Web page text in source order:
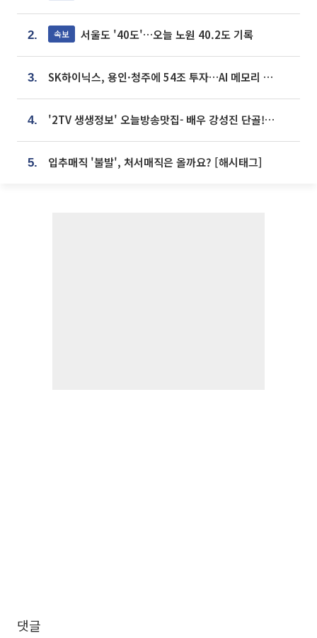
2. 속보 서울도 '40도'…오늘 노원 40.2도 기록
3. SK하이닉스, 용인·청주에 54조 투자…AI 메모리 생산기지 키운다
4. '2TV 생생정보' 오늘방송맛집- 배우 강성진 단골! 쌀국수ㆍ푸팟퐁 커리 맛집 '블○○○'
5. 입추매직 '불발', 처서매직은 올까요? [해시태그]
댓글